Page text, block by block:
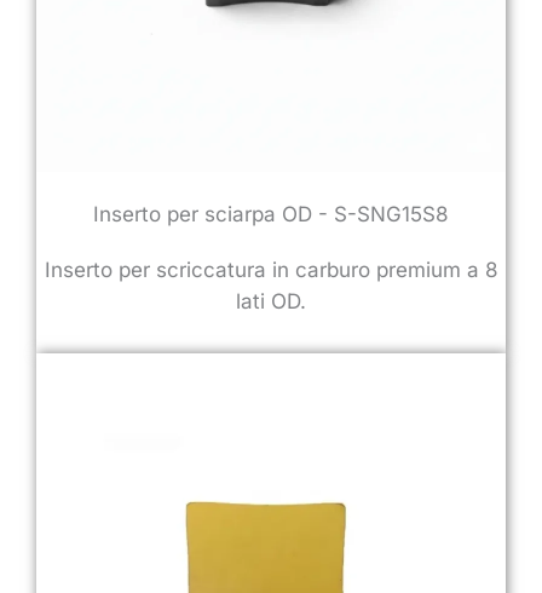
Inserto per sciarpa OD - S-SNG15S8
Inserto per scriccatura in carburo premium a 8
lati OD.